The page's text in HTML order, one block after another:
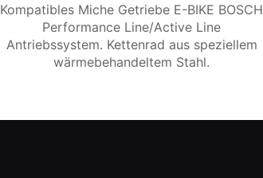
Kompatibles Miche Getriebe E-BIKE BOSCH
Performance Line/Active Line
Antriebssystem. Kettenrad aus speziellem
wärmebehandeltem Stahl.